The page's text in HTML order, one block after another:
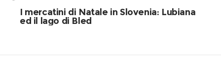
I mercatini di Natale in Slovenia: Lubiana
ed il lago di Bled